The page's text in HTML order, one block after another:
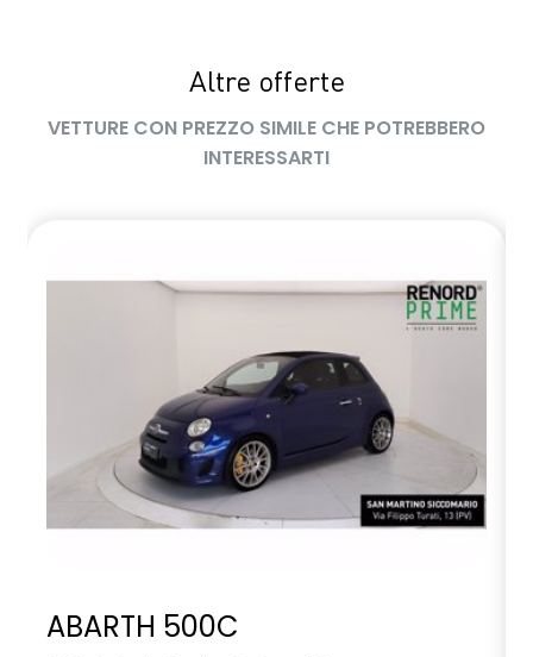
Altre offerte
VETTURE CON PREZZO SIMILE CHE POTREBBERO
INTERESSARTI
ABARTH 500C